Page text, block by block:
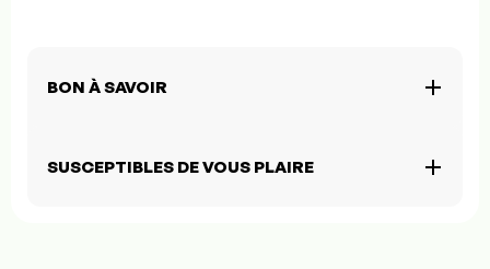
BON À SAVOIR
SUSCEPTIBLES DE VOUS PLAIRE